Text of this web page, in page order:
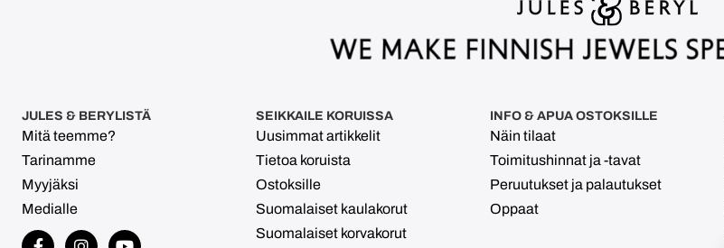
JULES & BERYLISTÄ
Mitä teemme?
Tarinamme
Myyjäksi
Medialle
SEIKKAILE KORUISSA
Uusimmat artikkelit
Tietoa koruista
Ostoksille
Suomalaiset kaulakorut
Suomalaiset korvakorut
INFO & APUA OSTOKSILLE
Näin tilaat
Toimitushinnat ja -tavat
Peruutukset ja palautukset
Oppaat